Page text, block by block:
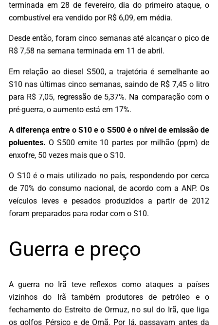
terminada em 28 de fevereiro, dia do primeiro ataque, o
combustível era vendido por R$ 6,09, em média.
Desde então, foram cinco semanas até alcançar o pico de
R$ 7,58 na semana terminada em 11 de abril.
Em relação ao diesel S500, a trajetória é semelhante ao
S10 nas últimas cinco semanas, saindo de R$ 7,45 o litro
para R$ 7,05, regressão de 5,37%. Na comparação com o
pré-guerra, o aumento está em 17%.
A diferença entre o S10 e o S500 é o nível de emissão de
poluentes. O S500 emite 10 partes por milhão (ppm) de
enxofre, 50 vezes mais que o S10.
O S10 é o mais utilizado no país, respondendo por cerca
de 70% do consumo nacional, de acordo com a ANP. Os
veículos leves e pesados produzidos a partir de 2012
foram preparados para rodar com o S10.
Guerra e preço
A guerra no Irã teve reflexos como ataques a países
vizinhos do Irã também produtores de petróleo e o
fechamento do Estreito de Ormuz, no sul do Irã, que liga
os golfos Pérsico e de Omã. Por lá, passavam antes da